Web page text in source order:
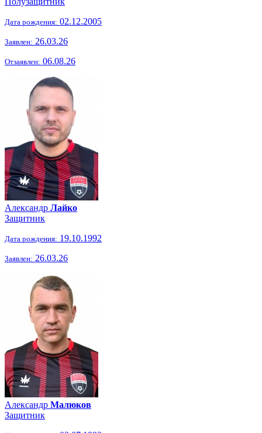
Дата рождения: 02.12.2005
Заявлен: 26.03.26
Отзаявлен: 06.08.26
Александр Лайко
Защитник
Дата рождения: 19.10.1992
Заявлен: 26.03.26
Александр Малюков
Защитник